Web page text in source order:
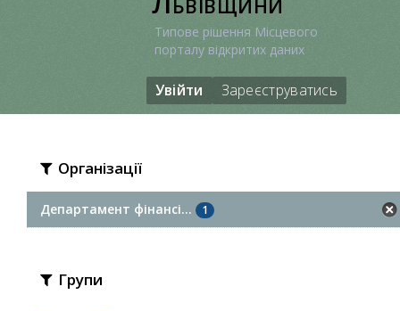
Типове рішення Місцевого
порталу відкритих даних
Увійти Зареєструватись
Організації
Департамент фінансі... 1
Групи